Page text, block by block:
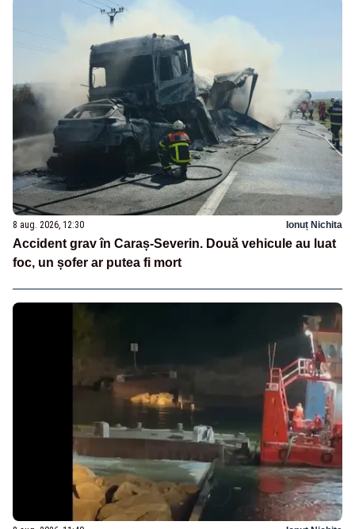
8 aug. 2026, 12:30 Ionuț Nichita
Accident grav în Caraș-Severin. Două vehicule au luat
foc, un șofer ar putea fi mort